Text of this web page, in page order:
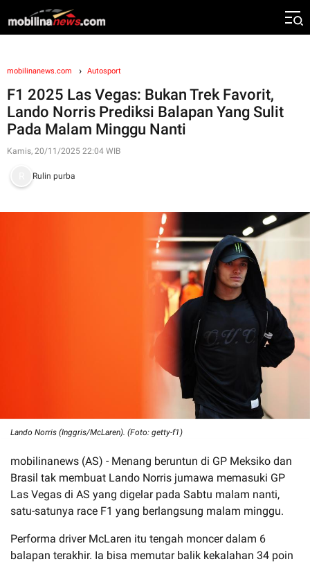
mobilinanews.com Autosport
F1 2025 Las Vegas: Bukan Trek Favorit,
Lando Norris Prediksi Balapan Yang Sulit
Pada Malam Minggu Nanti
Kamis, 20/11/2025 22:04 WIB
Rulin purba
Lando Norris (Inggris/McLaren). (Foto: getty-f1)
mobilinanews (AS) - Menang beruntun di GP Meksiko dan
Brasil tak membuat Lando Norris jumawa memasuki GP
Las Vegas di AS yang digelar pada Sabtu malam nanti,
satu-satunya race F1 yang berlangsung malam minggu.
Performa driver McLaren itu tengah moncer dalam 6
balapan terakhir. Ia bisa memutar balik kekalahan 34 poin